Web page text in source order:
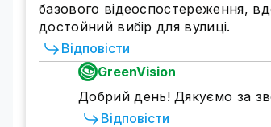
базового відеоспостереження,
достойний вибір для вулиці.
Відповісти
GreenVision
Добрий день! Дякуємо за
Відповісти